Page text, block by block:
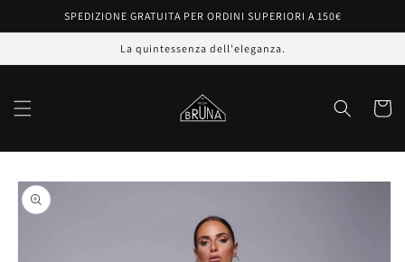
direttamente
ai contenuti
SPEDIZIONE GRATUITA PER ORDINI SUPERIORI A 150€
La quintessenza dell'eleganza.
Carrello
Passa alle
informazioni
sul prodotto